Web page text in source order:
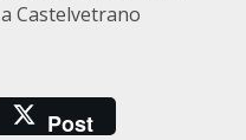
Castelvetrano
Post